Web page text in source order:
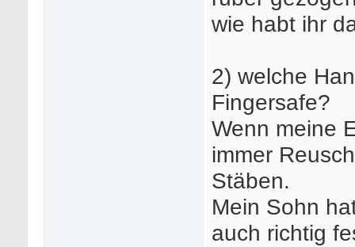
wie habt ihr
2) welche
Fingersafe?
Wenn meine
immer
Stäben.
Mein Sohn
auch richtig